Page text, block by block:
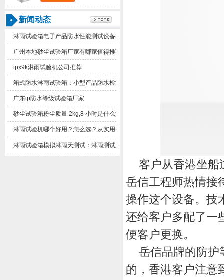
新闻动态
淋雨试验箱电子产品防水性能测试设备是什么东西？
广州本地砂尘试验箱厂家有哪家值得推荐
ipx9k淋雨试验机公司推荐
箱式防水淋雨试验箱：小型产品防水检测实用设备解析
广东ip防水等级试验箱厂家
砂尘试验箱粉尘质量2kg,8小时是什么意思？
淋雨试验机哪个好用？怎么选？从实用需求客观梳理选购思路
淋雨试验箱模拟淋雨天测试：淋雨测试系统技术解析与应用方案
客户从香港坐船
岳信工程师热情接
操作这个设备。技
还给客户多配了一
便客户更换。
岳信品牌的防护
的，香港客户注意